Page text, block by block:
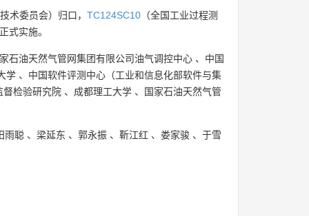
术委员会）归口， TC124SC10 （全国工业过程测
式实施。
石油天然气管网集团有限公司油气调控中心 、 中国
学 、 中国软件评测中心（工业和信息化部软件与集
督检验研究院 、 成都理工大学 、
国家石油天然气管
雨聪 、 梁延东 、 郭永振 、 靳江红 、 娄家骏 、 于雪